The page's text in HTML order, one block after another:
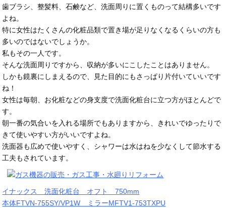
歯ブラシ、整髪料、石鹸など、洗面周りに置くものって結構多いです
よね。
特に女性はたくさんの化粧品類で置き場が足りなくなるくらいの方も
多いのではないでしょうか。
私もその一人です。
そんな洗面周りですから、収納が多いにこしたことはありません。
しかも鏡裏にしまえるので、見た目的にもさっぱり片付いていいです
ね！
女性は毎朝、お化粧などの身支度で洗面化粧台に立つ方がほとんどで
す。
朝一番の気合いを入れる場所でもありますから、きれいでゆったりで
きて使いやすい方がいいですよね。
洗面器も広めで使いやすく、シャワーは水はねを少なくして節水する
工夫もされています。
イナックス 洗面化粧台 オフト 750mm
本体FTVN-755SY/VP1W ミラーMFTV1-753TXPU